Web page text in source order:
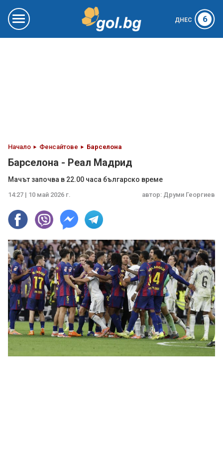
ДНЕС 6
Начало Фенсайтове Барселона
Барселона - Реал Мадрид
Мачът започва в 22.00 часа българско време
14:27 | 10 май 2026 г. автор: Друми Георгиев